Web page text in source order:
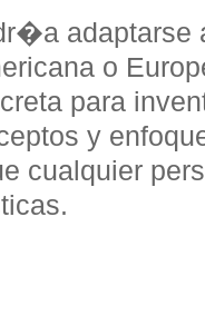
adaptarse
o
para
y
cualquier